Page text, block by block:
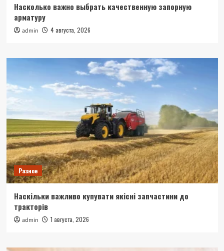
Насколько важно выбрать качественную запорную
арматуру
admin 4 августа, 2026
Разное
Наскільки важливо купувати якісні запчастини до
тракторів
admin 1 августа, 2026